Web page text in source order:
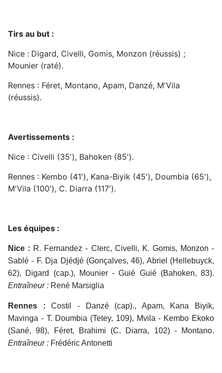
Tirs au but :
Nice : Digard, Civelli, Gomis, Monzon (réussis) ;
Mounier (raté).
Rennes : Féret, Montano, Apam, Danzé, M'Vila
(réussis).
Avertissements :
Nice : Civelli (35'), Bahoken (85').
Rennes : Kembo (41'), Kana-Biyik (45'), Doumbia (65'),
M'Vila (100'), C. Diarra (117').
Les équipes :
Nice : R. Fernandez - Clerc, Civelli, K. Gomis, Monzon -
Sablé - F. Dja Djédjé (Gonçalves, 46), Abriel (Hellebuyck,
62), Digard (cap.), Mounier - Guié Guié (Bahoken, 83).
Entraîneur : René Marsiglia
Rennes :Costil - Danzé (cap)., Apam, Kana Biyik,
Mavinga - T. Doumbia (Tetey, 109), Mvila - Kembo Ekoko
(Sané, 98), Féret, Brahimi (C. Diarra, 102) - Montano.
Entraîneur : Frédéric Antonetti